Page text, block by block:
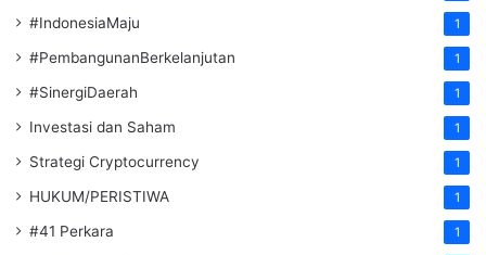
#IndonesiaMaju 1
#PembangunanBerkelanjutan 1
#SinergiDaerah 1
Investasi dan Saham 1
Strategi Cryptocurrency 1
HUKUM/PERISTIWA 1
#41 Perkara 1